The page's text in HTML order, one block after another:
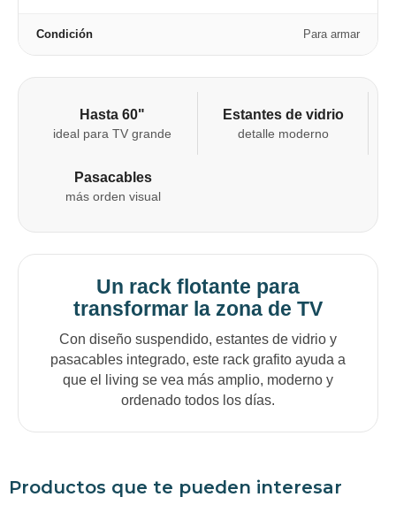
Condición Para armar
Hasta 60"
ideal para TV grande
Estantes de vidrio
detalle moderno
Pasacables
más orden visual
Un rack flotante para
transformar la zona de TV
Con diseño suspendido, estantes de vidrio y
pasacables integrado, este rack grafito ayuda a
que el living se vea más amplio, moderno y
ordenado todos los días.
Productos que te pueden interesar